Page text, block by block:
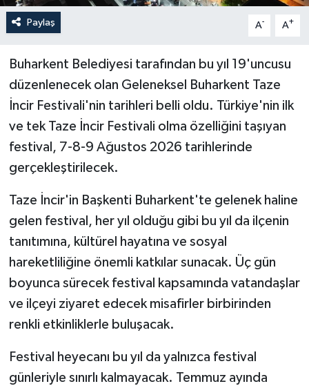
Paylaş A- A+
Buharkent Belediyesi tarafından bu yıl 19'uncusu
düzenlenecek olan Geleneksel Buharkent Taze
İncir Festivali'nin tarihleri belli oldu. Türkiye'nin ilk
ve tek Taze İncir Festivali olma özelliğini taşıyan
festival, 7-8-9 Ağustos 2026 tarihlerinde
gerçekleştirilecek.
Taze İncir'in Başkenti Buharkent'te gelenek haline
gelen festival, her yıl olduğu gibi bu yıl da ilçenin
tanıtımına, kültürel hayatına ve sosyal
hareketliliğine önemli katkılar sunacak. Üç gün
boyunca sürecek festival kapsamında vatandaşlar
ve ilçeyi ziyaret edecek misafirler birbirinden
renkli etkinliklerle buluşacak.
Festival heyecanı bu yıl da yalnızca festival
günleriyle sınırlı kalmayacak. Temmuz ayında